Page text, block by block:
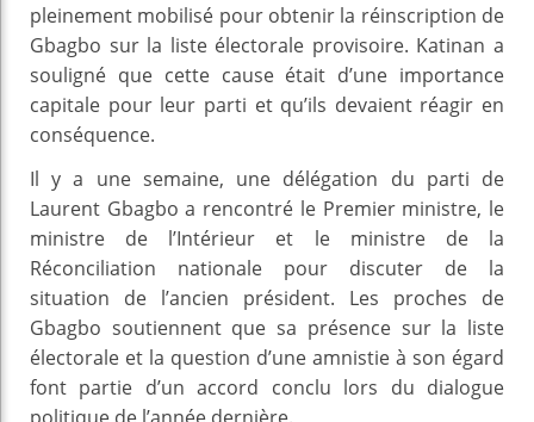
pleinement mobilisé pour obtenir la réinscription de
Gbagbo sur la liste électorale provisoire. Katinan a
souligné que cette cause était d’une importance
capitale pour leur parti et qu’ils devaient réagir en
conséquence.
Il y a une semaine, une délégation du parti de
Laurent Gbagbo a rencontré le Premier ministre, le
ministre de l’Intérieur et le ministre de la
Réconciliation nationale pour discuter de la
situation de l’ancien président. Les proches de
Gbagbo soutiennent que sa présence sur la liste
électorale et la question d’une amnistie à son égard
font partie d’un accord conclu lors du dialogue